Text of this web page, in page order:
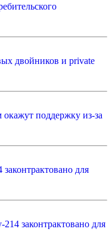
двойников и private
поддержку из-за
для
законтрактовано для